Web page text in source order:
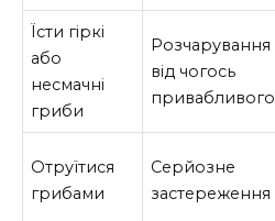
Їсти гіркі
або
несмачні
гриби
Розчарування
від чогось
привабливого
Отруїтися
грибами
Серйозне
застереження